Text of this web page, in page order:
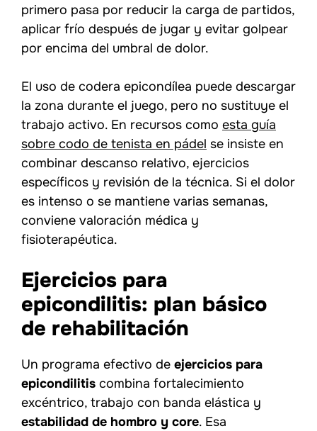
primero pasa por reducir la carga de partidos,
aplicar frío después de jugar y evitar golpear
por encima del umbral de dolor.
El uso de codera epicondílea puede descargar
la zona durante el juego, pero no sustituye el
trabajo activo. En recursos como esta guía
sobre codo de tenista en pádel se insiste en
combinar descanso relativo, ejercicios
específicos y revisión de la técnica. Si el dolor
es intenso o se mantiene varias semanas,
conviene valoración médica y
fisioterapéutica.
Ejercicios para
epicondilitis: plan básico
de rehabilitación
Un programa efectivo de ejercicios para
epicondilitis combina fortalecimiento
excéntrico, trabajo con banda elástica y
estabilidad de hombro y core. Esa